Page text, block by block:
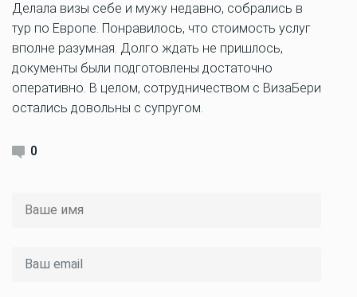
Делала визы себе и мужу недавно, собрались в
тур по Европе. Понравилось, что стоимость услуг
вполне разумная. Долго ждать не пришлось,
документы были подготовлены достаточно
оперативно. В целом, сотрудничеством с ВизаБери
остались довольны с супругом.
0